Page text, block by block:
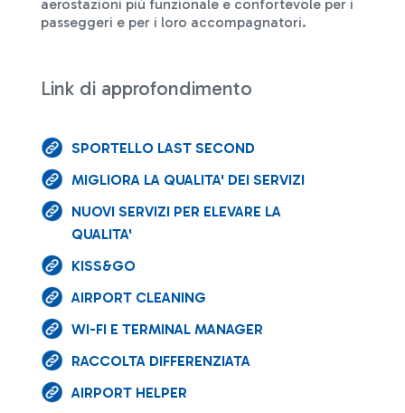
aerostazioni più funzionale e confortevole per i
passeggeri e per i loro accompagnatori.
Link di approfondimento
SPORTELLO LAST SECOND
MIGLIORA LA QUALITA' DEI SERVIZI
NUOVI SERVIZI PER ELEVARE LA
QUALITA'
KISS&GO
AIRPORT CLEANING
WI-FI E TERMINAL MANAGER
RACCOLTA DIFFERENZIATA
AIRPORT HELPER